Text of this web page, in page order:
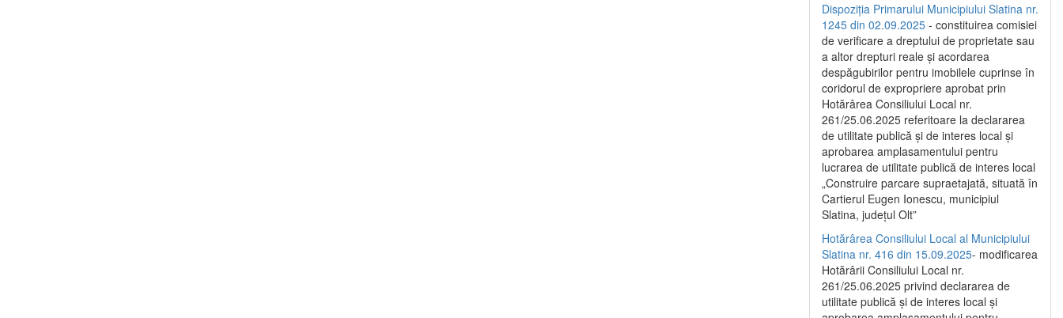
Dispoziția Primarului Municipiului Slatina nr.
1245 din 02.09.2025 - constituirea comisiei
de verificare a dreptului de proprietate sau
a altor drepturi reale și acordarea
despăgubirilor pentru imobilele cuprinse în
coridorul de expropriere aprobat prin
Hotărârea Consiliului Local nr.
261/25.06.2025 referitoare la declararea
de utilitate publică și de interes local și
aprobarea amplasamentului pentru
lucrarea de utilitate publică de interes local
„Construire parcare supraetajată, situată în
Cartierul Eugen Ionescu, municipiul
Slatina, județul Olt”
Hotărârea Consiliului Local al Municipiului
Slatina nr. 416 din 15.09.2025- modificarea
Hotărârii Consiliului Local nr.
261/25.06.2025 privind declararea de
utilitate publică și de interes local și